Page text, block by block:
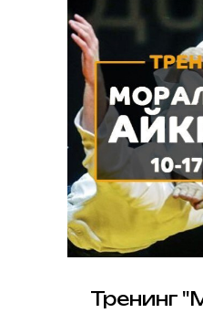
Тренинг